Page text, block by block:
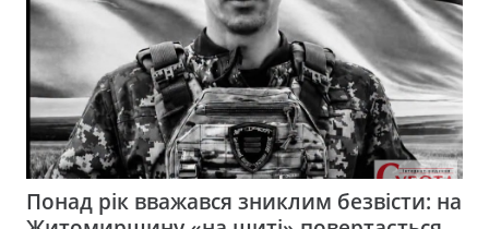
Понад рік вважався зниклим безвісти: на